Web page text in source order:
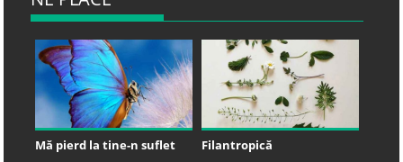
Mă pierd la tine-n suflet Filantropică